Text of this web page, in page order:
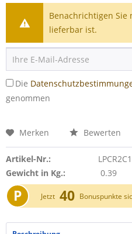
Benachrichtigen Sie
lieferbar ist.
Die
genommen
Merken Bewerten
Artikel-Nr.:
Gewicht in Kg.:
0.39
P Jetzt 40 Bonuspunkte